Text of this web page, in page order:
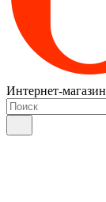
Интернет-магазин